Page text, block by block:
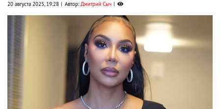
20 августа 2025, 19:28 Автор:Дмитрий Сыч